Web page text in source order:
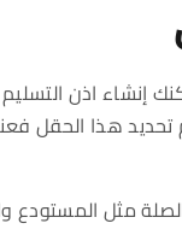
إنشاء اذن
هذا الحقل
مثل المستودع